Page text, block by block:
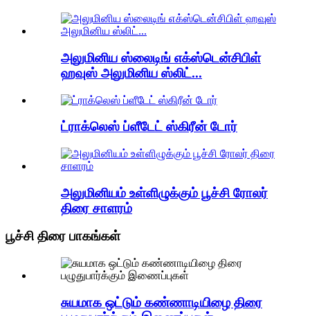
அலுமினிய ஸ்லைடிங் எக்ஸ்டென்சிபிள்
ஹவுஸ் அலுமினிய ஸ்லிட்...
ட்ராக்லெஸ் ப்ளீடேட் ஸ்கிரீன் டோர்
அலுமினியம் உள்ளிழுக்கும் பூச்சி ரோலர்
திரை சாளரம்
பூச்சி திரை பாகங்கள்
சுயமாக ஒட்டும் கண்ணாடியிழை திரை